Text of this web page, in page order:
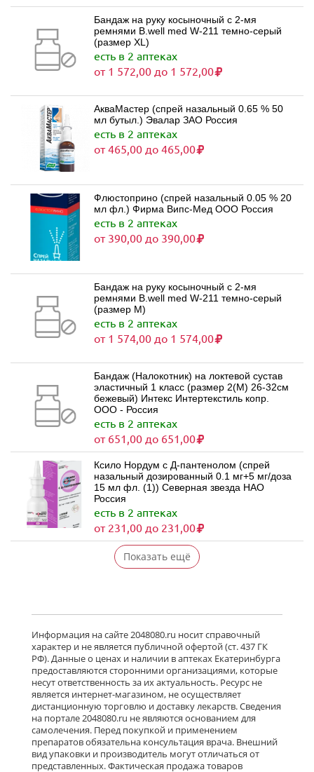
Бандаж на руку косыночный с 2-мя
ремнями B.well med W-211 темно-серый
(размер XL)
есть в 2 аптеках
от 1 572,00 до 1 572,00
АкваМастер (спрей назальный 0.65 % 50
мл бутыл.) Эвалар ЗАО Россия
есть в 2 аптеках
от 465,00 до 465,00
Флюстоприно (спрей назальный 0.05 % 20
мл фл.) Фирма Випс-Мед ООО Россия
есть в 2 аптеках
от 390,00 до 390,00
Бандаж на руку косыночный с 2-мя
ремнями B.well med W-211 темно-серый
(размер M)
есть в 2 аптеках
от 1 574,00 до 1 574,00
Бандаж (Налокотник) на локтевой сустав
эластичный 1 класс (размер 2(M) 26-32см
бежевый) Интекс Интертекстиль копр.
ООО - Россия
есть в 2 аптеках
от 651,00 до 651,00
Ксило Нордум с Д-пантенолом (спрей
назальный дозированный 0.1 мг+5 мг/доза
15 мл фл. (1)) Северная звезда НАО
Россия
есть в 2 аптеках
от 231,00 до 231,00
Показать ещё
Информация на сайте 2048080.ru носит справочный
характер и не является публичной офертой (ст. 437 ГК
РФ). Данные о ценах и наличии в аптеках Екатеринбурга
предоставляются сторонними организациями, которые
несут ответственность за их актуальность. Ресурс не
является интернет-магазином, не осуществляет
дистанционную торговлю и доставку лекарств. Сведения
на портале 2048080.ru не являются основанием для
самолечения. Перед покупкой и применением
препаратов обязательна консультация врача. Внешний
вид упаковки и производитель могут отличаться от
представленных. Фактическая продажа товаров